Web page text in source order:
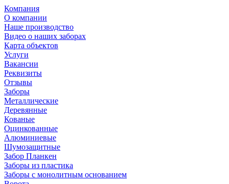
Компания
О компании
Наше производство
Видео о наших заборах
Карта объектов
Услуги
Вакансии
Реквизиты
Отзывы
Заборы
Металлические
Деревянные
Кованые
Оцинкованные
Алюминиевые
Шумозащитные
Забор Планкен
Заборы из пластика
Заборы с монолитным основанием